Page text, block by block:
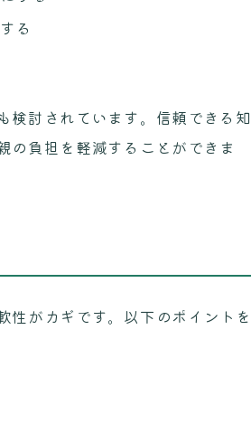
る
検討されています。信頼できる知
の負担を軽減することができま
性がカギです。以下のポイントを